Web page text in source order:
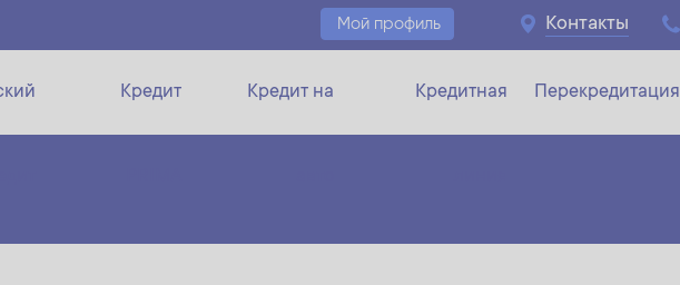
Мой профиль Контакты
Кредит Кредит на Кредитная Перекредитация